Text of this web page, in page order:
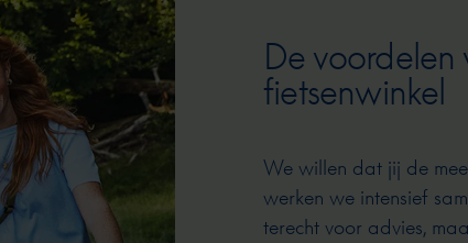
De
fietsenwinkel
We willen dat jij de
werken we intensief
terecht voor advies,